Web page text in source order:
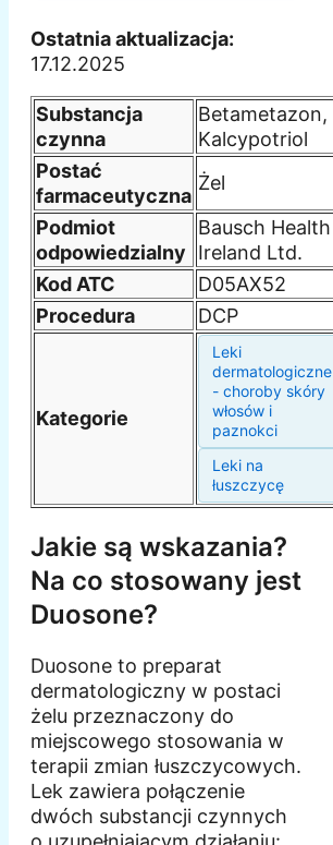
Ostatnia aktualizacja:
17.12.2025
Substancja
czynna
Betametazon,
Kalcypotriol
Postać
farmaceutyczna
Żel
Podmiot
odpowiedzialny
Bausch Health
Ireland Ltd.
Kod ATC
D05AX52
Procedura
DCP
Kategorie
Leki
dermatologiczne
- choroby skóry
włosów i
paznokci
Leki na
łuszczycę
Jakie są wskazania?
Na co stosowany jest
Duosone?
Duosone to preparat
dermatologiczny w postaci
żelu przeznaczony do
miejscowego stosowania w
terapii zmian łuszczycowych.
Lek zawiera połączenie
dwóch substancji czynnych